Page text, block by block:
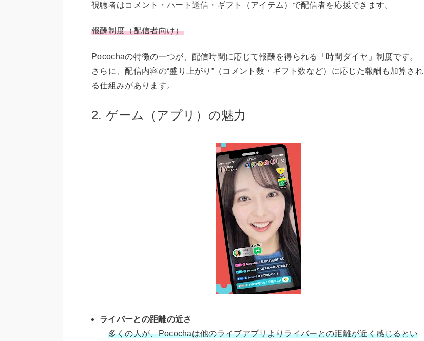
視聴者はコメント・ハート送信・ギフト（アイテム）で配信者を応援できます。
報酬制度（配信者向け）
Pocochaの特徴の一つが、配信時間に応じて報酬を得られる「時間ダイヤ」制度です。
さらに、配信内容の“盛り上がり”（コメント数・ギフト数など）に応じた報酬も加算され
る仕組みがあります。
2. ゲーム（アプリ）の魅力
ライバーとの距離の近さ
多くの人が、Pocochaは他のライブアプリよりライバーとの距離が近く感じるとい